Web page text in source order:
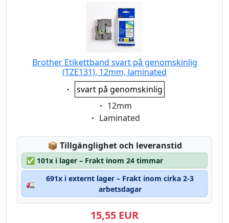
Brother Etikettband svart på genomskinlig
(TZE131), 12mm, laminated
Eigenschaft:
svart på genomskinlig
Eigenschaft:
12mm
Eigenschaft:
Laminated
📦 Lagerstatus:
Tillgänglighet och leveranstid
✅ 101x i lager – Frakt inom 24 timmar
🚛
691x i externt lager – Frakt inom cirka 2-3
arbetsdagar
15,55 EUR